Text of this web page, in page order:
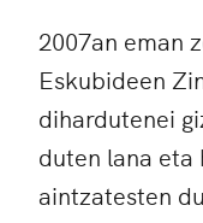
2007an eman
Eskubideen
dihardutenei
duten lana
aintzatesten